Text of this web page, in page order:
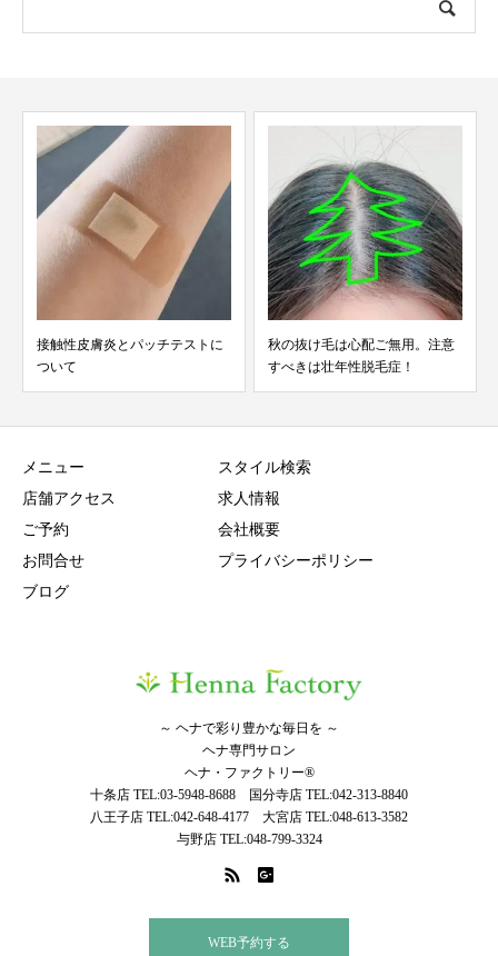
接触性皮膚炎とパッチテストに
ついて
秋の抜け毛は心配ご無用。注意
すべきは壮年性脱毛症！
メニュー
店舗アクセス
ご予約
お問合せ
ブログ
スタイル検索
求人情報
会社概要
プライバシーポリシー
～ ヘナで彩り豊かな毎日を ～
ヘナ専門サロン
ヘナ・ファクトリー®
十条店 TEL:03-5948-8688 国分寺店 TEL:042-313-8840
八王子店 TEL:042-648-4177 大宮店 TEL:048-613-3582
与野店 TEL:048-799-3324
WEB予約する